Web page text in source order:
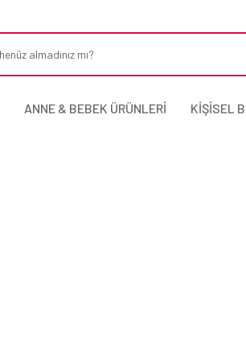
ANNE & BEBEK ÜRÜNLERİ KİŞİSEL